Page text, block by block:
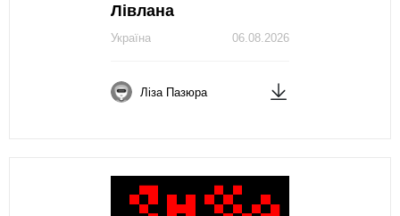
Лівлана
06.08.2026
Україна
Ліза Пазюра